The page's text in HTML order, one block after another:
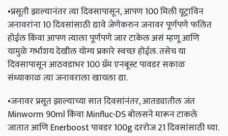
•प्रसूती झाल्यानंतर त्या दिवसापासून, आपण 100 मिली यूट्राविन
जनावरांना 10 दिवसांसाठी द्यावे जेणेकरुन जनावर पूर्णपणे फलित
होईल किंवा आपण त्याला पूर्णपणे जार टाकेल असं म्हणू आणि
यामुळे गर्भाशय देखील योग्य प्रकारे स्वच्छ होईल. तसेच या
दिवसापासून आठवडाभर 100 ग्रॅम एनबूस्ट पावडर सकाळ
संध्याकाळ त्या जनावराला खायला द्या.
•जनावर प्रसूत झाल्याच्या सात दिवसांनंतर, आतड्यातील जंत
Minworm 90ml किंवा Minfluc-DS बोलसने मारून टाकले
जातात आणि Enerboost पावडर 100g दररोज 21 दिवसांसाठी घ्या.